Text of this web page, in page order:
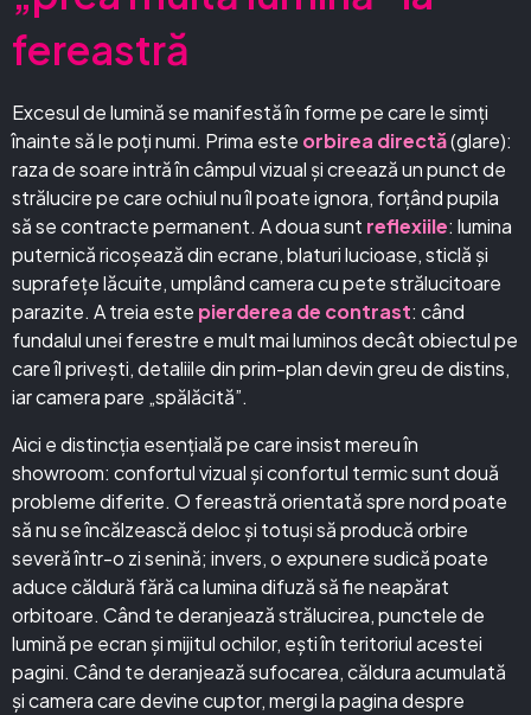
fereastră
Excesul de lumină se manifestă în forme pe care le simți
înainte să le poți numi. Prima este orbirea directă(glare):
raza de soare intră în câmpul vizual și creează un punct de
strălucire pe care ochiul nu îl poate ignora, forțând pupila
să se contracte permanent. A doua sunt reflexiile: lumina
puternică ricoșează din ecrane, blaturi lucioase, sticlă și
suprafețe lăcuite, umplând camera cu pete strălucitoare
parazite. A treia este pierderea de contrast: când
fundalul unei ferestre e mult mai luminos decât obiectul pe
care îl privești, detaliile din prim-plan devin greu de distins,
iar camera pare „spălăcită”.
Aici e distincția esențială pe care insist mereu în
showroom: confortul vizual și confortul termic sunt două
probleme diferite. O fereastră orientată spre nord poate
să nu se încălzească deloc și totuși să producă orbire
severă într-o zi senină; invers, o expunere sudică poate
aduce căldură fără ca lumina difuză să fie neapărat
orbitoare. Când te deranjează strălucirea, punctele de
lumină pe ecran și mijitul ochilor, ești în teritoriul acestei
pagini. Când te deranjează sufocarea, căldura acumulată
și camera care devine cuptor, mergi la pagina despre